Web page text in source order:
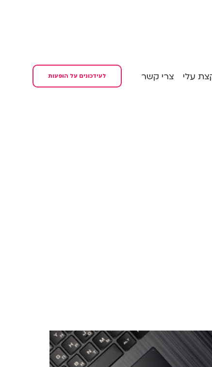
עלי צרי קשר לעידכונים על הופעות